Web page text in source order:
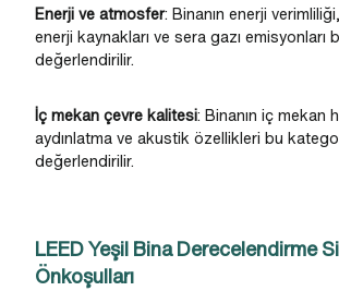
Enerji ve atmosfer: Binanın enerji
enerji kaynakları ve sera gazı emisyonları
değerlendirilir.
İç mekan çevre kalitesi: Binanın iç mekan
aydınlatma ve akustik özellikleri bu
değerlendirilir.
LEED Yeşil Bina Derecelendirme
Önkoşulları